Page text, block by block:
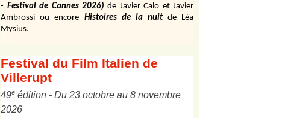
- Festival de Cannes 2026) de Javier Calo et Javier
Ambrossi ou encore Histoires de la nuit de Léa
Mysius.
Festival du Film Italien de
Villerupt
49e édition - Du 23 octobre au 8 novembre
2026